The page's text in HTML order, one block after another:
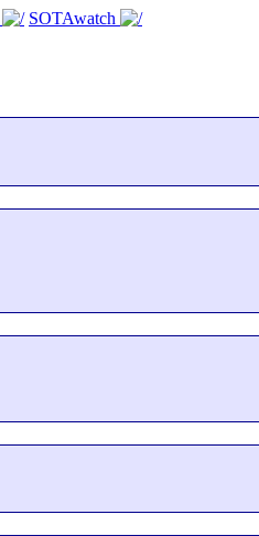
SOTAwatch